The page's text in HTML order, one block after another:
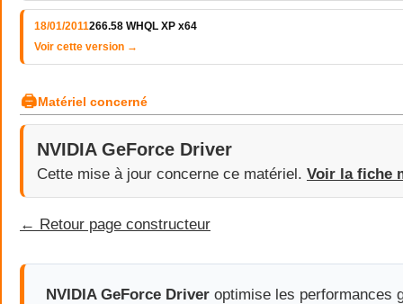
18/01/2011266.58 WHQL XP x64
Voir cette version →
🖨Matériel concerné
NVIDIA GeForce Driver
Cette mise à jour concerne ce matériel. Voir la fiche
← Retour page constructeur
NVIDIA GeForce Driver optimise les performances